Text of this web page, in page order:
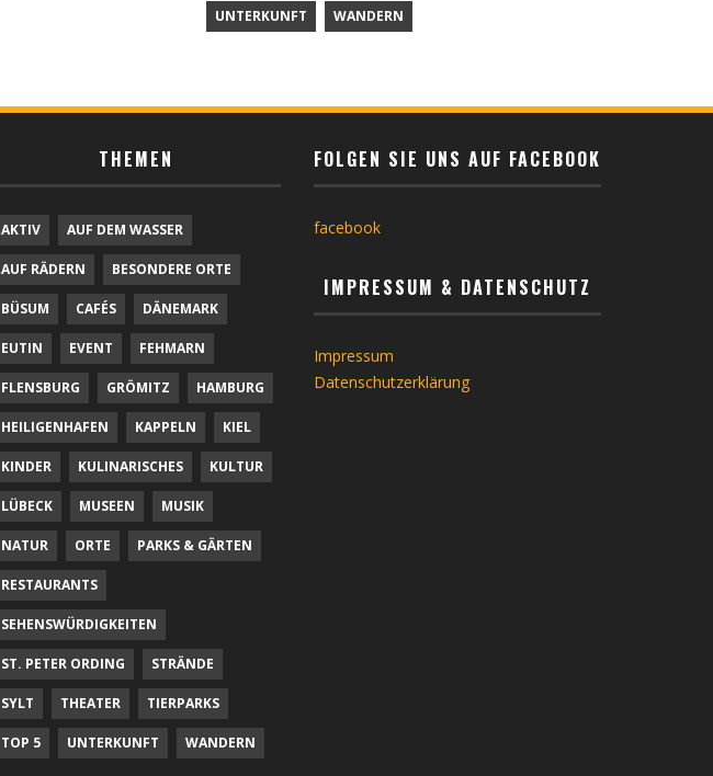
UNTERKUNFT WANDERN
THEMEN
AKTIV AUF DEM WASSER
AUF RÄDERN BESONDERE ORTE
BÜSUM CAFÉS DÄNEMARK
EUTIN EVENT FEHMARN
FLENSBURG GRÖMITZ HAMBURG
HEILIGENHAFEN KAPPELN KIEL
KINDER KULINARISCHES KULTUR
LÜBECK MUSEEN MUSIK
NATUR ORTE PARKS & GÄRTEN
RESTAURANTS
SEHENSWÜRDIGKEITEN
ST. PETER ORDING STRÄNDE
SYLT THEATER TIERPARKS
TOP 5 UNTERKUNFT WANDERN
FOLGEN SIE UNS AUF FACEBOOK
facebook
IMPRESSUM & DATENSCHUTZ
Impressum
Datenschutzerklärung